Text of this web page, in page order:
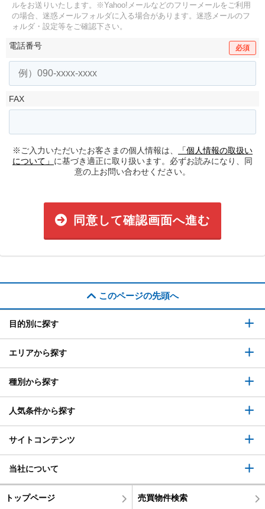
ルをお送りいたします。
※Yahoo!メールなどのフリーメールをご利用
の場合、迷惑メールフォルダに入る場合があります。 迷惑メールのフ
ォルダ・設定等をご確認下さい。
電話番号 必須
FAX
※ご入力いただいたお客さまの個人情報は、
「個人情報の取扱い
について」 に基づき適正に取り扱います。必ずお読みになり、同
意の上お問い合わせください。
同意して確認画面へ進む
このページの先頭へ
目的別に探す
エリアから探す
種別から探す
人気条件から探す
サイトコンテンツ
当社について
トップページ 売買物件検索